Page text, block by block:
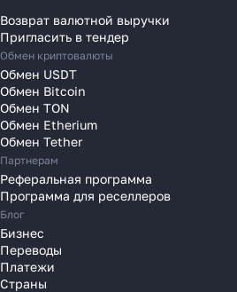
Переводы в Латвию
Переводы в Литву
Переводы в Молдавию
Переводы в Монако
Переводы в Нидерланды
Переводы в Польшу
Переводы в Португалию
Переводы в Румынию
Переводы в Сербию
Переводы в Словакию
Переводы в Словению
Переводы в Финляндию
Возврат валютной выручки
Пригласить в тендер
Обмен криптовалюты
Обмен USDT
Обмен Bitcoin
Обмен TON
Обмен Etherium
Обмен Tether
Партнерам
Реферальная программа
Программа для реселлеров
Блог
Бизнес
Переводы
Платежи
Страны